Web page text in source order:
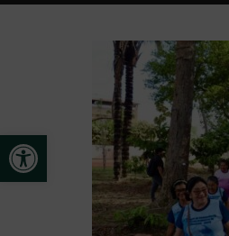
Open toolbar